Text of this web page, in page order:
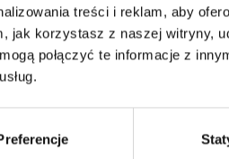
treści i reklam, aby
jak korzystasz z naszej witryny,
połączyć te informacje z